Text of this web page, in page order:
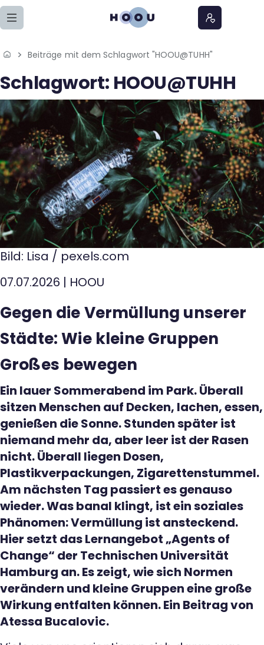
Zum Seiteninhalt springen
Home
Lernangebote
Podcasts
Meine Lernangebote
News
Veranstaltungen
Über uns
Kontakt
Beiträge mit dem Schlagwort "HOOU@TUHH"
Schlagwort: HOOU@TUHH
Bild: Lisa / pexels.com
07.07.2026 | HOOU
Gegen die Vermüllung unserer
Städte: Wie kleine Gruppen
Großes bewegen
Ein lauer Sommerabend im Park. Überall
sitzen Menschen auf Decken, lachen, essen,
genießen die Sonne. Stunden später ist
niemand mehr da, aber leer ist der Rasen
nicht. Überall liegen Dosen,
Plastikverpackungen, Zigarettenstummel.
Am nächsten Tag passiert es genauso
wieder. Was banal klingt, ist ein soziales
Phänomen: Vermüllung ist ansteckend.
Hier setzt das Lernangebot „Agents of
Change“ der Technischen Universität
Hamburg an. Es zeigt, wie sich Normen
verändern und kleine Gruppen eine große
Wirkung entfalten können. Ein Beitrag von
Atessa Bucalovic.